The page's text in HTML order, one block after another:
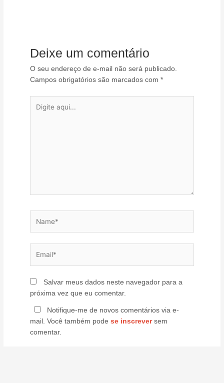
Deixe um comentário
O seu endereço de e-mail não será publicado.
Campos obrigatórios são marcados com*
aqui...
Salvar meus dados neste navegador para a
próxima vez que eu comentar.
Notifique-me de novos comentários via e-
mail. Você também podese inscreversem
comentar.